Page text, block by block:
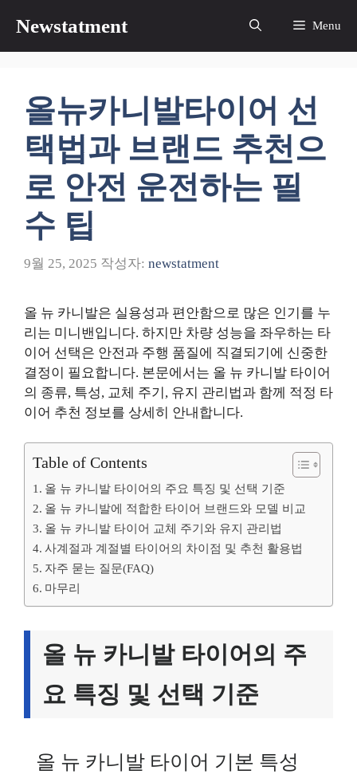
츠
Newstatment Menu
올뉴카니발타이어 선
택법과 브랜드 추천으
로 안전 운전하는 필
수 팁
9월 25, 2025 작성자: newstatment
올 뉴 카니발은 실용성과 편안함으로 많은 인기를 누
리는 미니밴입니다. 하지만 차량 성능을 좌우하는 타
이어 선택은 안전과 주행 품질에 직결되기에 신중한
결정이 필요합니다. 본문에서는 올 뉴 카니발 타이어
의 종류, 특성, 교체 주기, 유지 관리법과 함께 적정 타
이어 추천 정보를 상세히 안내합니다.
Table of Contents
올 뉴 카니발 타이어의 주요 특징 및 선택 기준
올 뉴 카니발에 적합한 타이어 브랜드와 모델 비교
올 뉴 카니발 타이어 교체 주기와 유지 관리법
사계절과 계절별 타이어의 차이점 및 추천 활용법
자주 묻는 질문(FAQ)
마무리
올 뉴 카니발 타이어의 주
요 특징 및 선택 기준
올 뉴 카니발 타이어 기본 특성